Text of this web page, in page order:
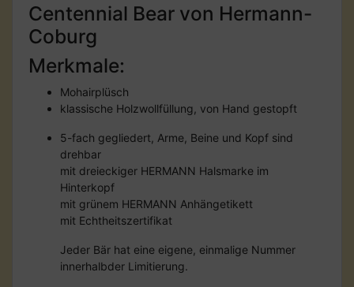
Centennial Bear von Hermann-
Coburg
Merkmale:
Mohairplüsch
klassische Holzwollfüllung, von Hand gestopft
5-fach gegliedert, Arme, Beine und Kopf sind
drehbar
mit dreieckiger HERMANN Halsmarke im
Hinterkopf
mit grünem HERMANN Anhängetikett
mit Echtheitszertifikat
Jeder Bär hat eine eigene, einmalige Nummer
innerhalbder Limitierung.